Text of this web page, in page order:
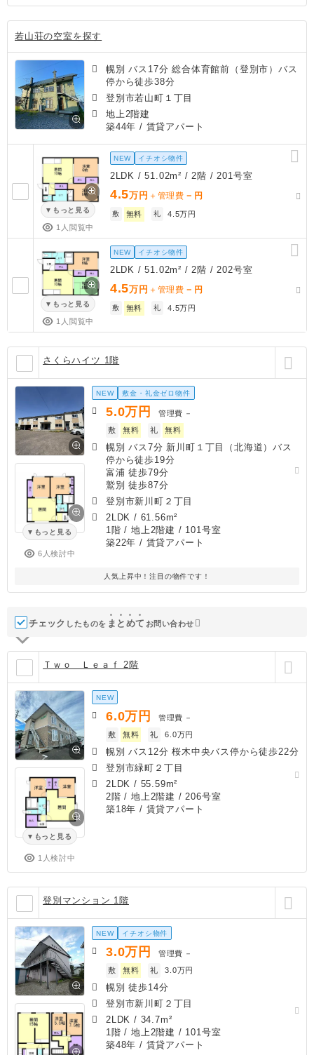
若山荘の空室を探す
幌別 バス17分 総合体育館前（登別市）バス
停から徒歩38分
登別市若山町１丁目
地上2階建
築44年 / 賃貸アパート
もっと見る
1人閲覧中
NEW イチオシ物件
2LDK / 51.02m² / 2階 / 201号室
4.5万円 ＋管理費 － 円
敷 無料 礼 4.5万円
もっと見る
1人閲覧中
NEW イチオシ物件
2LDK / 51.02m² / 2階 / 202号室
4.5万円 ＋管理費 － 円
敷 無料 礼 4.5万円
さくらハイツ 1階
もっと見る
6人検討中
NEW 敷金・礼金ゼロ物件
5.0万円 管理費 －
敷
無料 礼 無料
幌別 バス7分 新川町１丁目（北海道）バス
停から徒歩19分
富浦 徒歩79分
鷲別 徒歩87分
登別市新川町２丁目
2LDK / 61.56m²
1階 / 地上2階建 / 101号室
築22年 / 賃貸アパート
人気上昇中！注目の物件です！
チェック したものを ま と めて お問い合わせ
Ｔｗｏ Ｌｅａｆ 2階
もっと見る
1人検討中
NEW
6.0万円 管理費 －
敷
無料 礼 6.0万円
幌別 バス12分 桜木中央バス停から徒歩22分
登別市緑町２丁目
2LDK / 55.59m²
2階 / 地上2階建 / 206号室
築18年 / 賃貸アパート
登別マンション 1階
NEW イチオシ物件
3.0万円 管理費 －
敷
無料 礼 3.0万円
幌別 徒歩14分
登別市新川町２丁目
2LDK / 34.7m²
1階 / 地上2階建 / 101号室
築48年 / 賃貸アパート